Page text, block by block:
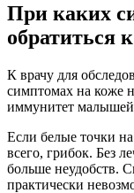
При каких
обратиться
К врачу для
симптомах на коже
иммунитет малышей
Если белые точки
всего, грибок. Без
больше неудобств.
практически